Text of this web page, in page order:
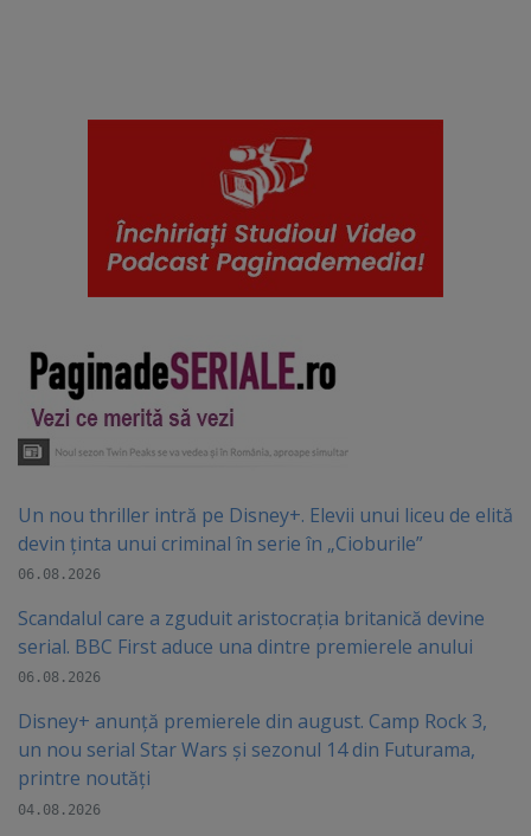
Un nou thriller intră pe Disney+. Elevii unui liceu de elită
devin ținta unui criminal în serie în „Cioburile”
06.08.2026
Scandalul care a zguduit aristocrația britanică devine
serial. BBC First aduce una dintre premierele anului
06.08.2026
Disney+ anunță premierele din august. Camp Rock 3,
un nou serial Star Wars și sezonul 14 din Futurama,
printre noutăți
04.08.2026